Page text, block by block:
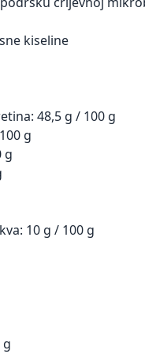
kiseline
48,5 g / 100 g
g
g
10 g / 100 g
g